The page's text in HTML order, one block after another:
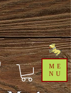
ME
NU